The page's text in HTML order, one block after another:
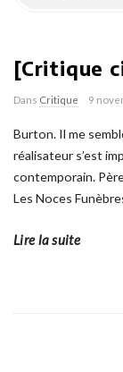
[Critique
Dans Critique 9
Burton. Il me
réalisateur s’est
contemporain.
Les Noces
Lire la suite